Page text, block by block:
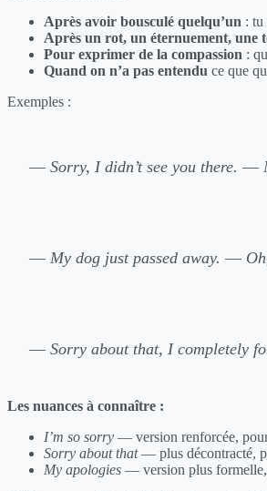
Après avoir bousculé quelqu’un : tu
Après un rot, un éternuement, une
Pour exprimer de la compassion :
Quand on n’a pas entendu ce que
Exemples :
— Sorry, I didn’t see you there. —
— My dog just passed away. —
— Sorry about that, I completely
Les nuances à connaître :
I’m so sorry — version renforcée,
Sorry about that— plus décontracté,
My apologies — version plus formelle,